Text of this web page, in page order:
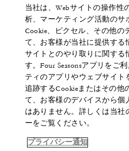
当社は、Webサイトの操作性
析、マーケティング活動のサ
Cookie、ピクセル、その他の
て、お客様が当社に提供する
サイトとのやり取りに関する
す。Four Seasonsアプリをご
ティのアプリやウェブサイト
追跡するCookieまたはその他
て、お客様のデバイスから個
はありません。詳しくは当社
ーをご覧ください。
プライバシー通知